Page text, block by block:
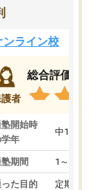
ンライン校
者
総合評価
開始時
年
中1
期間 1～3ヵ月
た目的 定期テス